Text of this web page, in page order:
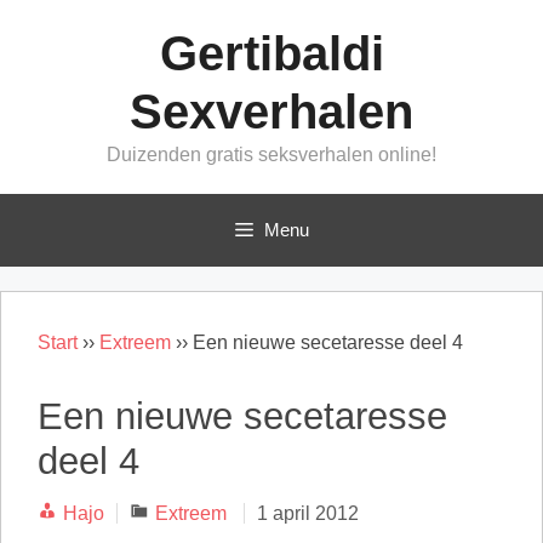
Gertibaldi
Sexverhalen
Duizenden gratis seksverhalen online!
Menu
Start›› Extreem ›› Een nieuwe secetaresse deel 4
Een nieuwe secetaresse
deel 4
Hajo Categorieën
Extreem 1 april 2012